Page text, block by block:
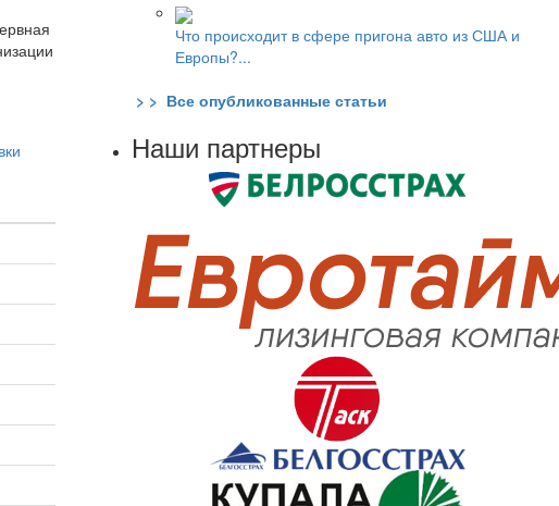
Что происходит в сфере пригона авто из США и
Европы?...
> > Все опубликованные статьи
Наши партнеры